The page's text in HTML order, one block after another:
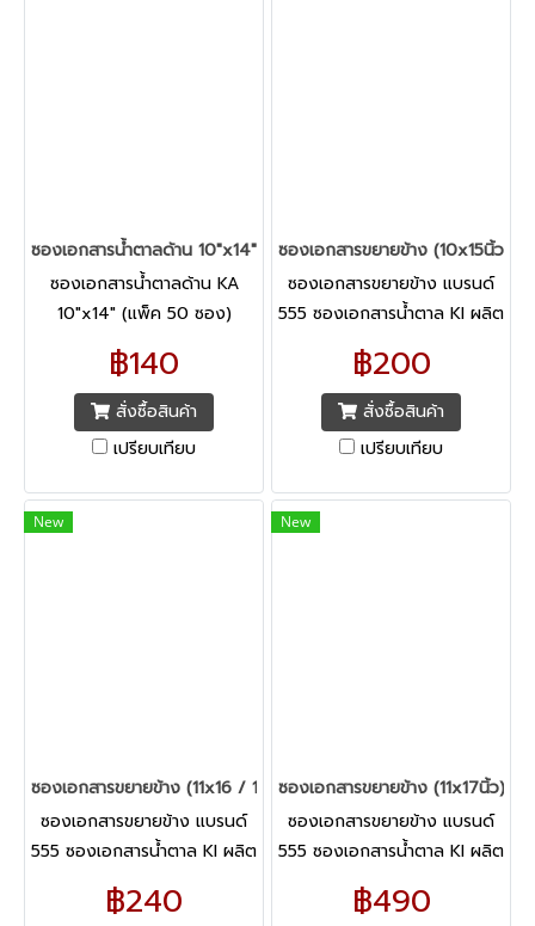
ซองเอกสารน้ำตาลด้าน 10"x14" (แพ็ค 50 ซอง) 555
ซองเอกสารน้ำตาลด้าน KA
10"x14" (แพ็ค 50 ซอง)
แบรนด์ 555 ผลิตด้วยกระดาษ
คราฟท์คุณภาพชั้นดีจากเยื้อ
กระดาษรีไซเคิลถึง 70%
฿140
สั่งซื้อสินค้า
เปรียบเทียบ
ซองเอกสารขยายข้าง (10x15นิ้ว)
ซองเอกสารขยายข้าง แบรนด์
555 ซองเอกสารน้ำตาล KI ผลิต
จากเยื่อกระดาษรีไซเคิล อย่างดี
฿200
สั่งซื้อสินค้า
เปรียบเทียบ
New
ซองเอกสารขยายข้าง (11x16 / 11x17นิ้ว) 555 KI
ซองเอกสารขยายข้าง แบรนด์
555 ซองเอกสารน้ำตาล KI ผลิต
จากเยื่อกระดาษรีไซเคิล อย่างดี
฿240
New
ซองเอกสารขยายข้าง (11x17นิ้ว)
ซองเอกสารขยายข้าง แบรนด์
555 ซองเอกสารน้ำตาล KI ผลิต
จากเยื่อกระดาษรีไซเคิล อย่างดี
฿490